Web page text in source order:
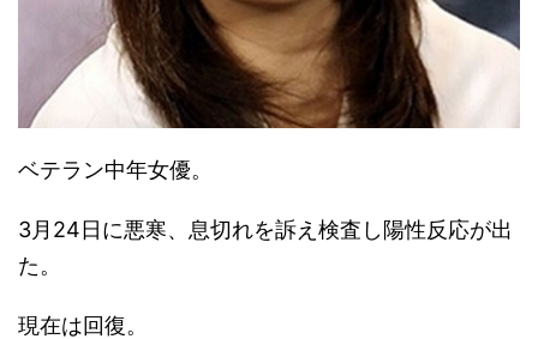
ベテラン中年女優。
3月24日に悪寒、息切れを訴え検査し陽性反応が出
た。
現在は回復。